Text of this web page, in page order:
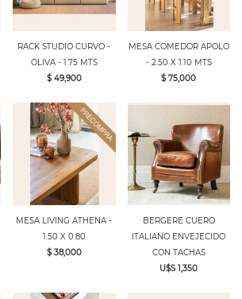
RACK STUDIO CURVO -
OLIVA - 1.75 MTS
$ 49,900
MESA COMEDOR APOLO
- 2.50 X 1.10 MTS
$ 75,000
MESA LIVING ATHENA -
1.50 X 0.80
$ 38,000
BERGERE CUERO
ITALIANO ENVEJECIDO
CON TACHAS
U$S 1,350